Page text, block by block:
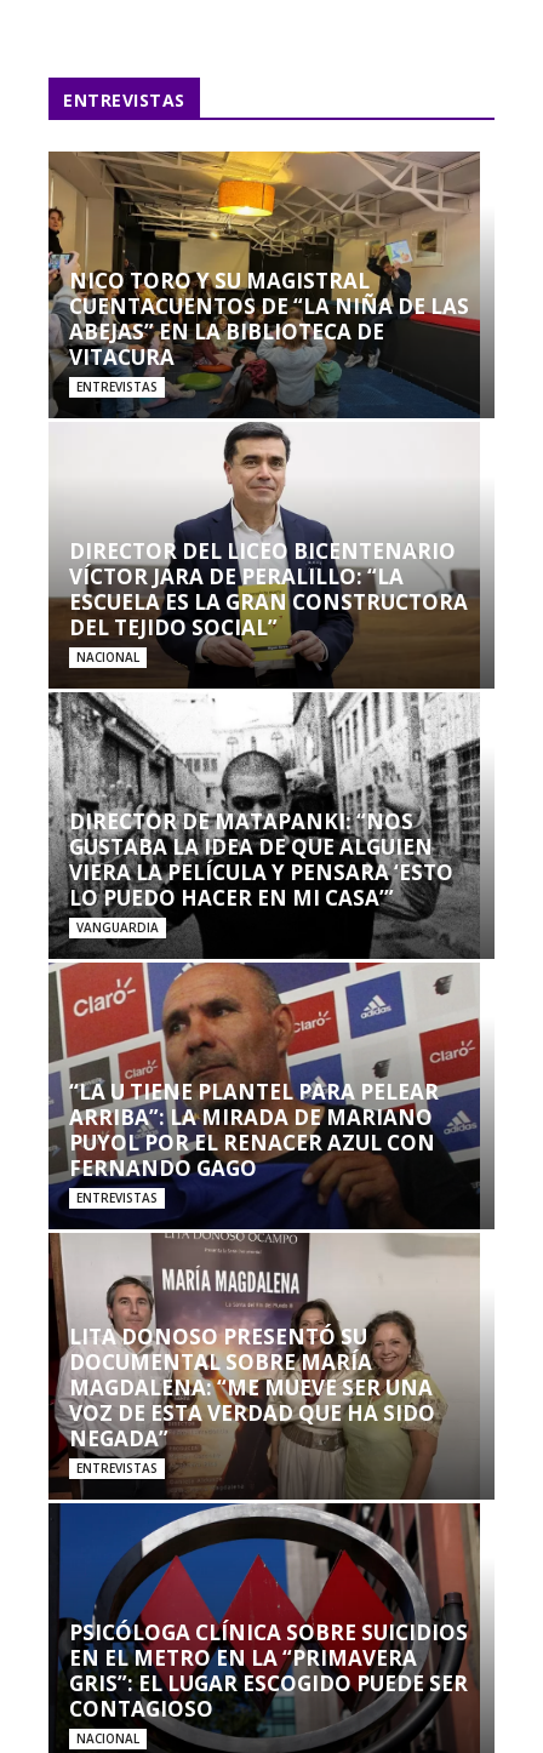
ENTREVISTAS
NICO TORO Y SU MAGISTRAL
CUENTACUENTOS DE “LA NIÑA DE LAS
ABEJAS” EN LA BIBLIOTECA DE
VITACURA
ENTREVISTAS
DIRECTOR DEL LICEO BICENTENARIO
VÍCTOR JARA DE PERALILLO: “LA
ESCUELA ES LA GRAN CONSTRUCTORA
DEL TEJIDO SOCIAL”
NACIONAL
DIRECTOR DE MATAPANKI: “NOS
GUSTABA LA IDEA DE QUE ALGUIEN
VIERA LA PELÍCULA Y PENSARA ‘ESTO
LO PUEDO HACER EN MI CASA’”
VANGUARDIA
“LA U TIENE PLANTEL PARA PELEAR
ARRIBA”: LA MIRADA DE MARIANO
PUYOL POR EL RENACER AZUL CON
FERNANDO GAGO
ENTREVISTAS
LITA DONOSO PRESENTÓ SU
DOCUMENTAL SOBRE MARÍA
MAGDALENA: “ME MUEVE SER UNA
VOZ DE ESTA VERDAD QUE HA SIDO
NEGADA”
ENTREVISTAS
PSICÓLOGA CLÍNICA SOBRE SUICIDIOS
EN EL METRO EN LA “PRIMAVERA
GRIS”: EL LUGAR ESCOGIDO PUEDE SER
CONTAGIOSO
NACIONAL